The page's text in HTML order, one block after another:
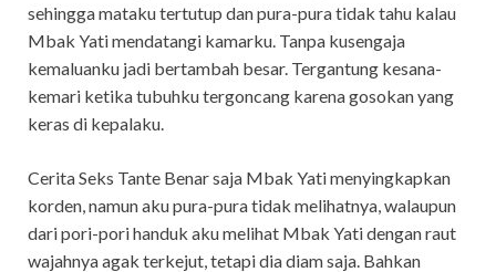
sehingga mataku tertutup dan pura-pura tidak tahu kalau
Mbak Yati mendatangi kamarku. Tanpa kusengaja
kemaluanku jadi bertambah besar. Tergantung kesana-
kemari ketika tubuhku tergoncang karena gosokan yang
keras di kepalaku.
Cerita Seks Tante Benar saja Mbak Yati menyingkapkan
korden, namun aku pura-pura tidak melihatnya, walaupun
dari pori-pori handuk aku melihat Mbak Yati dengan raut
wajahnya agak terkejut, tetapi dia diam saja. Bahkan